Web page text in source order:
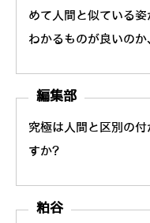
めて人間と似ている
わかるものが良いのか
編集部
究極は人間と区別の
すか?
粕谷